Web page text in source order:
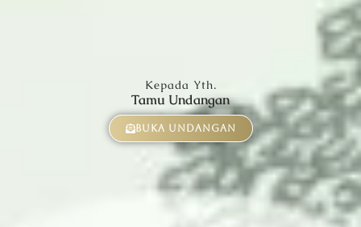
Kepada Yth.
Tamu Undangan
Buka Undangan